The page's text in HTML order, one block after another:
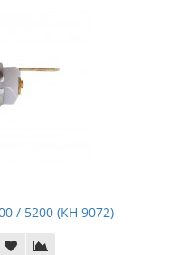
/ 5200 (КН 9072)